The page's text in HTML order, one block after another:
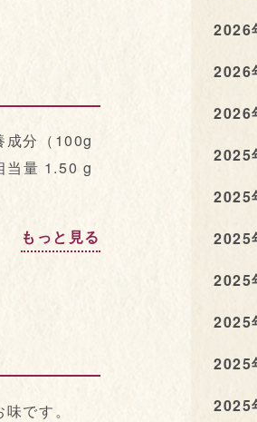
成分（100g
当量 1.50 g
もっと見る
味です。
2026
2026
2026
2025
2025
2025
2025
2025
2025
2025